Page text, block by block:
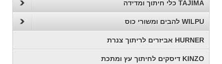
TAJIMA כלי חיתוך ומדידה
WILPU להבים ומשורי כוס
HURNER אביזרים לריתוך צנרת
KINZO דיסקים לחיתוך עץ ומתכת